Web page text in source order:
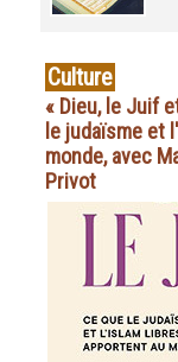
Culture
« Dieu, le Juif
le judaïsme et
monde, avec
Privot